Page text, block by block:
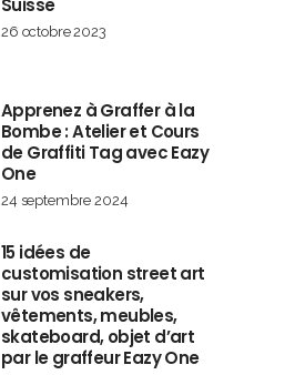
Suisse
26 octobre 2023
Apprenez à Graffer à la
Bombe : Atelier et Cours
de Graffiti Tag avec Eazy
One
24 septembre 2024
15 idées de
customisation street art
sur vos sneakers,
vêtements, meubles,
skateboard, objet d’art
par le graffeur Eazy One